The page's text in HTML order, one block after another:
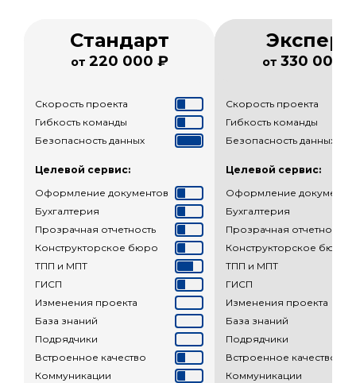
Стандарт
от 220 000 ₽
Скорость проекта
Гибкость команды
Безопасность данных
Целевой сервис:
Оформление документов
Бухгалтерия
Прозрачная отчетность
Конструкторское бюро
ТПП и МПТ
ГИСП
Изменения проекта
База знаний
Подрядчики
Встроенное качество
Коммуникации
Эксперт
от 330 000
Скорость проекта
Гибкость команды
Безопасность данных
Целевой сервис:
Оформление
Бухгалтерия
Прозрачная отчетность
Конструкторское бюро
ТПП и МПТ
ГИСП
Изменения проекта
База знаний
Подрядчики
Встроенное качество
Коммуникации